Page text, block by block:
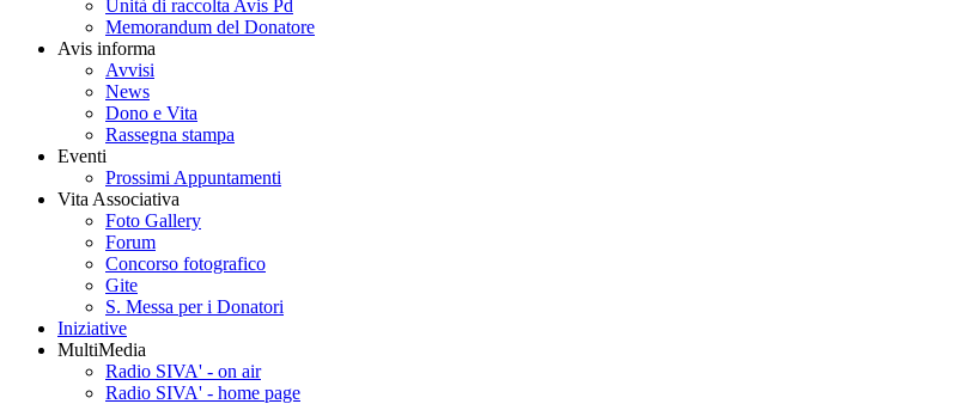
Unità di raccolta Avis Pd
Memorandum del Donatore
Avis informa
Avvisi
News
Dono e Vita
Rassegna stampa
Eventi
Prossimi Appuntamenti
Vita Associativa
Foto Gallery
Forum
Concorso fotografico
Gite
S. Messa per i Donatori
Iniziative
MultiMedia
Radio SIVA' - on air
Radio SIVA' - home page